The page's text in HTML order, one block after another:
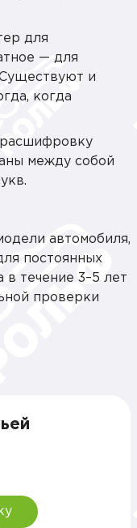
для
— для
и
когда
расшифровку
между собой
автомобиля,
постоянных
в течение 3–5 лет
проверки